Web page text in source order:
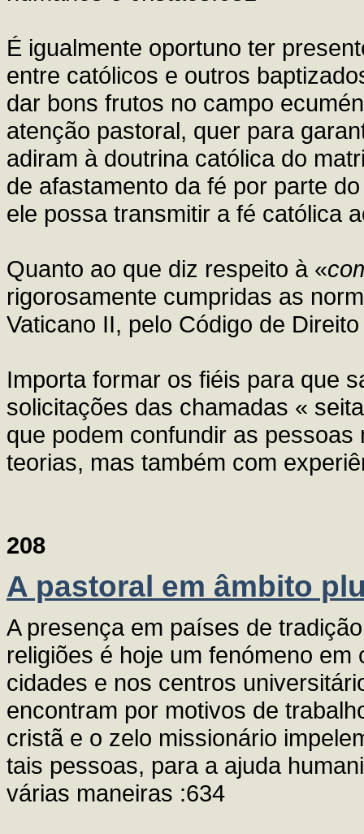
É igualmente oportuno ter
entre católicos e outros
dar bons frutos no campo
atenção pastoral, quer para
adiram à doutrina católica do
de afastamento da fé por parte
ele possa transmitir a fé católica
Quanto ao que diz respeito à «
rigorosamente cumpridas as
Vaticano II, pelo Código de
Importa formar os fiéis para que
solicitações das chamadas «
que podem confundir as
teorias, mas também com
208
A pastoral em âmbito
A presença em países de
religiões é hoje um fenómeno
cidades e nos centros
encontram por motivos de
cristã e o zelo missionário
tais pessoas, para a ajuda
várias maneiras :634